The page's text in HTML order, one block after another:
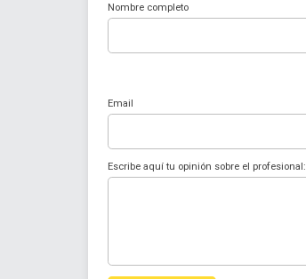
Nombre completo
Email
Escribe aquí tu opinión sobre el profesional: